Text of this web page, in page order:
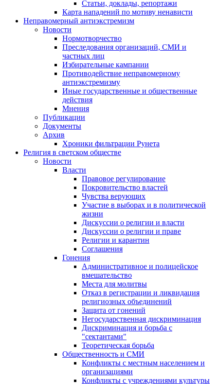
Статьи, доклады, репортажи
Карта нападений по мотиву ненависти
Неправомерный антиэкстремизм
Новости
Нормотворчество
Преследования организаций, СМИ и
частных лиц
Избирательные кампании
Противодействие неправомерному
антиэкстремизму
Иные государственные и общественные
действия
Мнения
Публикации
Документы
Архив
Хроники фильтрации Рунета
Религия в светском обществе
Новости
Власти
Правовое регулирование
Покровительство властей
Чувства верующих
Участие в выборах и в политической
жизни
Дискуссии о религии и власти
Дискуссии о религии и праве
Религии и карантин
Соглашения
Гонения
Административное и полицейское
вмешательство
Места для молитвы
Отказ в регистрации и ликвидация
религиозных объединений
Защита от гонений
Негосударственная дискриминация
Дискриминация и борьба с
"сектантами"
Теоретическая борьба
Общественность и СМИ
Конфликты с местным населением и
организациями
Конфликты с учреждениями культуры